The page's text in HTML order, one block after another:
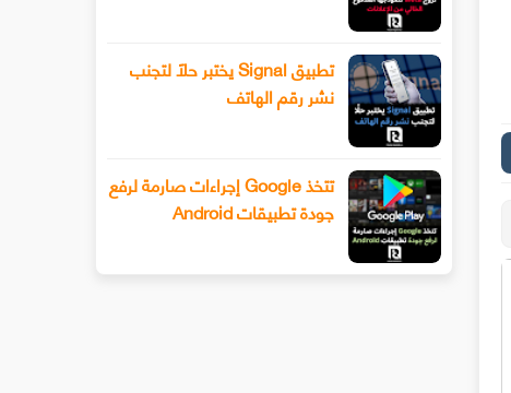
تطبيق Signal يختبر حلًا لتجنب
نشر رقم الهاتف
تتخذ Google إجراءات صارمة لرفع
جودة تطبيقات Android